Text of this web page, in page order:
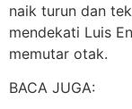
naik turun dan
mendekati Luis
memutar otak.
BACA JUGA: